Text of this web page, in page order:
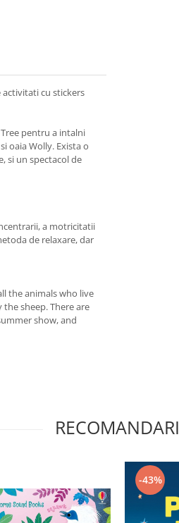
activitati cu stickers
pentru a intalni
oaia Wolly. Exista o
si un spectacol de
a motricitatii
de relaxare, dar
the animals who live
sheep. There are
show, and
RECOMANDARI
-43%